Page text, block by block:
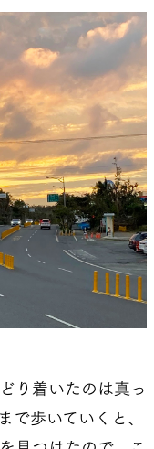
り着いたのは真っ
で歩いていくと、